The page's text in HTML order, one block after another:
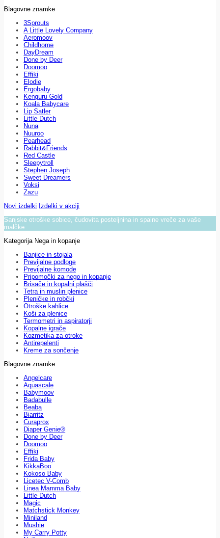
Blagovne znamke
3Sprouts
A Little Lovely Company
Aeromoov
Childhome
DayDream
Done by Deer
Doomoo
Effiki
Elodie
Ergobaby
Kenguru Gold
Koala Babycare
Lip Satler
Little Dutch
Nuna
Nuuroo
Pearhead
Rabbit&Friends
Red Castle
Sleepytroll
Stephen Joseph
Sweet Dreamers
Voksi
Zazu
Novi izdelki Izdelki v akciji
Sanjske otroške sobice, čudovita posteljnina in spalne vreče za vaše
malčke.
Kategorija Nega in kopanje
Banjice in stojala
Previjalne podloge
Previjalne komode
Pripomočki za nego in kopanje
Brisače in kopalni plašči
Tetra in muslin plenice
Pleničke in robčki
Otroške kahlice
Koši za plenice
Termometri in aspiratorji
Kopalne igrače
Kozmetika za otroke
Antirepelenti
Kreme za sončenje
Blagovne znamke
Angelcare
Aquascale
Babymoov
Badabulle
Beaba
Biarritz
Curaprox
Diaper Genie®
Done by Deer
Doomoo
Effiki
Frida Baby
KikkaBoo
Kokoso Baby
Licetec V-Comb
Linea Mamma Baby
Little Dutch
Magic
Matchstick Monkey
Miniland
Mushie
My Carry Potty